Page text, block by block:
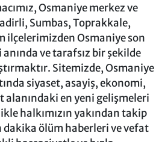
Osmaniye merkez ve
Sumbas, Toprakkale,
ilçelerimizden Osmaniye son
ve tarafsız bir şekilde
Sitemizde, Osmaniye
siyaset, asayiş, ekonomi,
en yeni gelişmeleri
halkımızın yakından takip
ölüm haberleri ve vefat